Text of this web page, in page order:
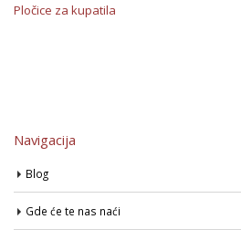
Pločice za kupatila
Navigacija
Blog
Gde će te nas naći